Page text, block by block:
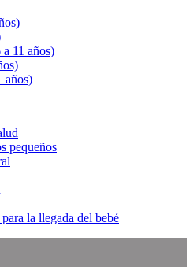
11 años)
años)
pequeños
la llegada del bebé